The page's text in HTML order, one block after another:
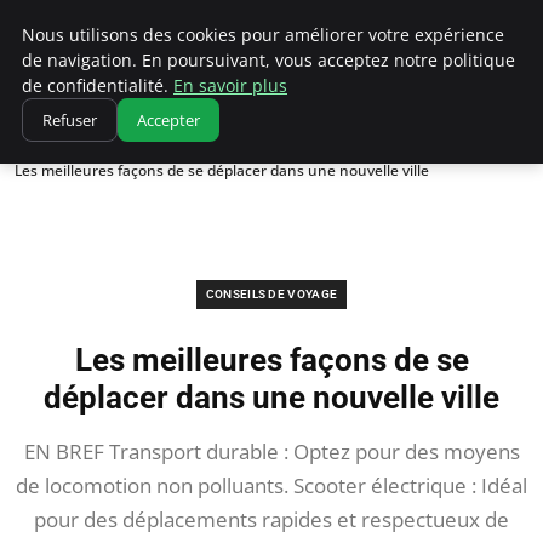
Correze Co
Accueil
Conseils de voyage
Les meilleures façons de se déplacer dans une nouvelle ville
CONSEILS DE VOYAGE
Les meilleures façons de se
déplacer dans une nouvelle ville
EN BREF Transport durable : Optez pour des moyens
de locomotion non polluants. Scooter électrique : Idéal
pour des déplacements rapides et respectueux de
Nous utilisons des cookies pour améliorer votre expérience
de navigation. En poursuivant, vous acceptez notre politique
de confidentialité. En savoir plus
Refuser Accepter